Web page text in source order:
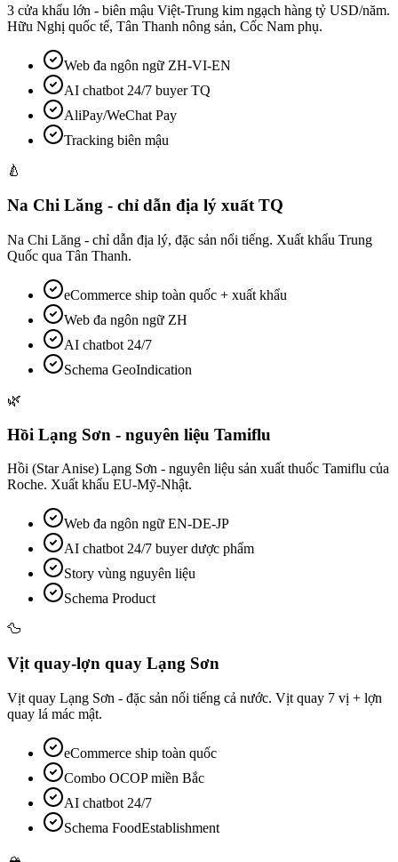
3 cửa khẩu lớn - biên mậu Việt-Trung kim ngạch hàng tỷ USD/năm.
Hữu Nghị quốc tế, Tân Thanh nông sản, Cốc Nam phụ.
Web đa ngôn ngữ ZH-VI-EN
AI chatbot 24/7 buyer TQ
AliPay/WeChat Pay
Tracking biên mậu
🍐
Na Chi Lăng - chỉ dẫn địa lý xuất TQ
Na Chi Lăng - chỉ dẫn địa lý, đặc sản nổi tiếng. Xuất khẩu Trung
Quốc qua Tân Thanh.
eCommerce ship toàn quốc + xuất khẩu
Web đa ngôn ngữ ZH
AI chatbot 24/7
Schema GeoIndication
🌿
Hồi Lạng Sơn - nguyên liệu Tamiflu
Hồi (Star Anise) Lạng Sơn - nguyên liệu sản xuất thuốc Tamiflu của
Roche. Xuất khẩu EU-Mỹ-Nhật.
Web đa ngôn ngữ EN-DE-JP
AI chatbot 24/7 buyer dược phẩm
Story vùng nguyên liệu
Schema Product
🦆
Vịt quay-lợn quay Lạng Sơn
Vịt quay Lạng Sơn - đặc sản nổi tiếng cả nước. Vịt quay 7 vị + lợn
quay lá mác mật.
eCommerce ship toàn quốc
Combo OCOP miền Bắc
AI chatbot 24/7
Schema FoodEstablishment